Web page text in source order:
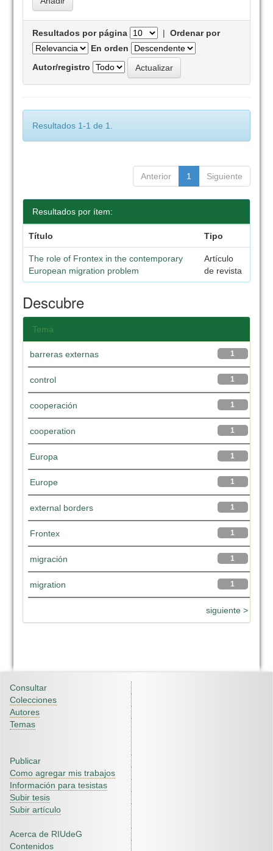
Resultados por página |Ordenar por
En orden
Autor/registro
Resultados 1-1 de 1.
Anterior 1 Siguiente
Resultados por ítem:
Título Tipo
The role of Frontex in the contemporary
European migration problem
Artículo
de revista
Descubre
Tema
1
barreras externas
1
control
1
cooperación
1
cooperation
1
Europa
1
Europe
1
external borders
1
Frontex
1
migración
1
migration
siguiente >
Consultar
Colecciones
Autores
Temas
Publicar
Como agregar mis trabajos
Información para tesistas
Subir tesis
Subir artículo
Acerca de RIUdeG
Contenidos